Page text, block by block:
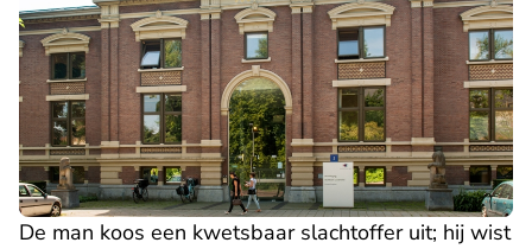
De man koos een kwetsbaar slachtoffer uit; hij wist